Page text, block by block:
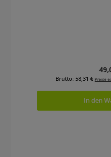
Brutto: 58,31 € Preise
In den